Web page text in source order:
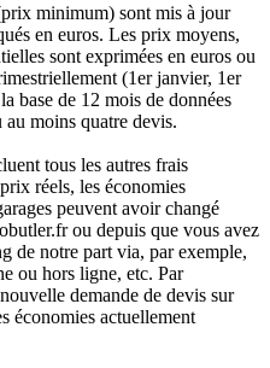
minimum) sont mis à jour
en euros. Les prix moyens,
sont exprimées en euros ou
(1er janvier, 1er
base de 12 mois de données
au moins quatre devis.
tous les autres frais
réels, les économies
peuvent avoir changé
ou depuis que vous avez
de notre part via, par exemple,
ou hors ligne, etc. Par
demande de devis sur
économies actuellement